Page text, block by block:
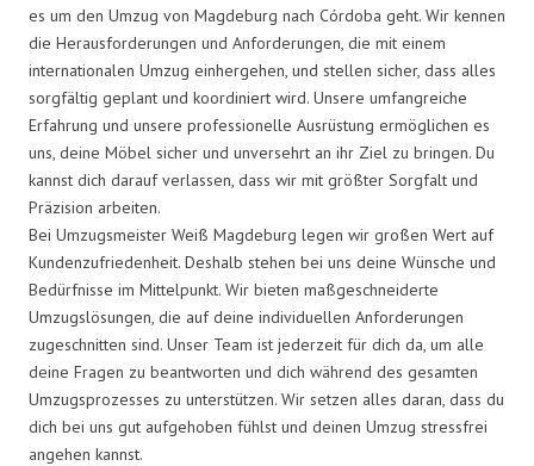
es um den Umzug von Magdeburg nach Córdoba geht. Wir kennen
die Herausforderungen und Anforderungen, die mit einem
internationalen Umzug einhergehen, und stellen sicher, dass alles
sorgfältig geplant und koordiniert wird. Unsere umfangreiche
Erfahrung und unsere professionelle Ausrüstung ermöglichen es
uns, deine Möbel sicher und unversehrt an ihr Ziel zu bringen. Du
kannst dich darauf verlassen, dass wir mit größter Sorgfalt und
Präzision arbeiten.
Bei Umzugsmeister Weiß Magdeburg legen wir großen Wert auf
Kundenzufriedenheit. Deshalb stehen bei uns deine Wünsche und
Bedürfnisse im Mittelpunkt. Wir bieten maßgeschneiderte
Umzugslösungen, die auf deine individuellen Anforderungen
zugeschnitten sind. Unser Team ist jederzeit für dich da, um alle
deine Fragen zu beantworten und dich während des gesamten
Umzugsprozesses zu unterstützen. Wir setzen alles daran, dass du
dich bei uns gut aufgehoben fühlst und deinen Umzug stressfrei
angehen kannst.